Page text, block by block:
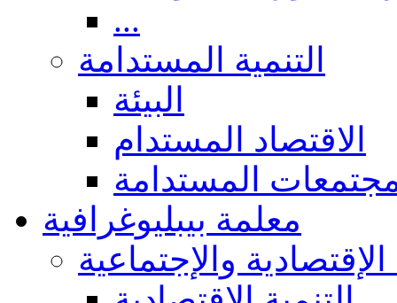
...
التنمية المستدامة
البيئة
الاقتصاد المستدام
المستدامة
معلمة بيبليوغرافية
الإقتصادية والإجتماعية